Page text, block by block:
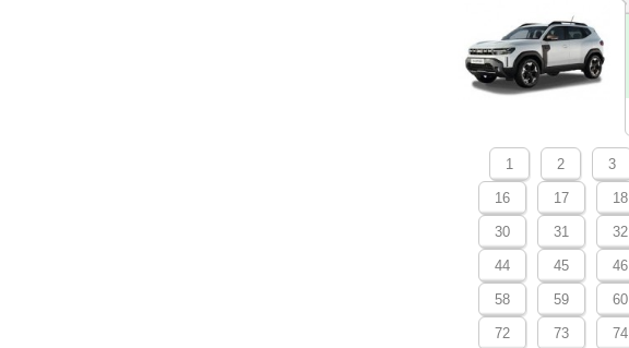
1 2 3
16 17 18
30 31 32
44 45 46
58 59 60
72 73 74